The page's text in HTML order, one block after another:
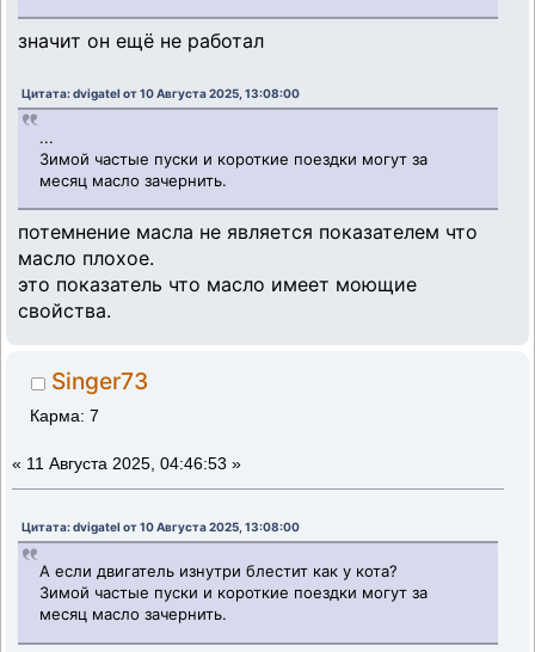
значит он ещё не работал
Цитата: dvigatel от 10 Августа 2025, 13:08:00
...
Зимой частые пуски и короткие поездки могут за
месяц масло зачернить.
потемнение масла не является показателем что
масло плохое.
это показатель что масло имеет моющие
свойства.
Singer73
Карма: 7
« 11 Августа 2025, 04:46:53 »
Цитата: dvigatel от 10 Августа 2025, 13:08:00
А если двигатель изнутри блестит как у кота?
Зимой частые пуски и короткие поездки могут за
месяц масло зачернить.